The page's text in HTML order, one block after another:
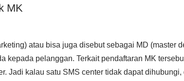
MK
atau bisa juga disebut sebagai MD (master
kepada pelanggan. Terkait pendaftaran MK
Jadi kalau satu SMS center tidak dapat